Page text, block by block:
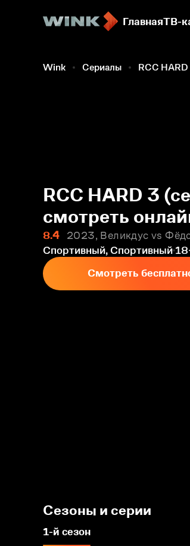
ГлавнаяТВ-
Wink Сериалы RCC HARD
RCC HARD 3
смотреть
8.4
2023, Великдус vs
Спортивный, Спортивный
Смотреть
Сезоны и серии
1-й сезон